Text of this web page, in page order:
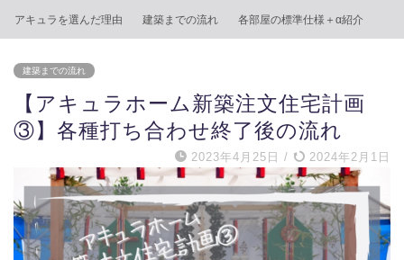
アキュラを選んだ理由 建築までの流れ 各部屋の標準仕様＋α紹介
建築までの流れ
【アキュラホーム新築注文住宅計画
③】各種打ち合わせ終了後の流れ
2023年4月25日 / 2024年2月1日